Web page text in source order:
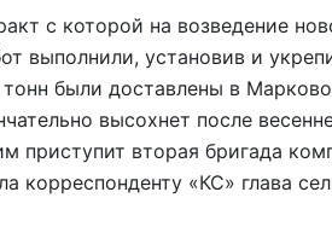
с которой на возведение
выполнили, установив и
были доставлены в
высохнет после
приступит вторая бригада
корреспонденту «КС» глава